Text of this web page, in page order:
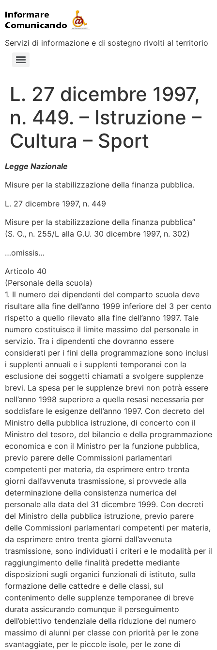
Servizi di informazione e di sostegno rivolti al territorio
L. 27 dicembre 1997,
n. 449. – Istruzione –
Cultura – Sport
Legge Nazionale
Misure per la stabilizzazione della finanza pubblica.
L. 27 dicembre 1997, n. 449
Misure per la stabilizzazione della finanza pubblica”
(S. O., n. 255/L alla G.U. 30 dicembre 1997, n. 302)
…omissis…
Articolo 40
(Personale della scuola)
1. Il numero dei dipendenti del comparto scuola deve
risultare alla fine dell’anno 1999 inferiore del 3 per cento
rispetto a quello rilevato alla fine dell’anno 1997. Tale
numero costituisce il limite massimo del personale in
servizio. Tra i dipendenti che dovranno essere
considerati per i fini della programmazione sono inclusi
i supplenti annuali e i supplenti temporanei con la
esclusione dei soggetti chiamati a svolgere supplenze
brevi. La spesa per le supplenze brevi non potrà essere
nell’anno 1998 superiore a quella resasi necessaria per
soddisfare le esigenze dell’anno 1997. Con decreto del
Ministro della pubblica istruzione, di concerto con il
Ministro del tesoro, del bilancio e della programmazione
economica e con il Ministro per la funzione pubblica,
previo parere delle Commissioni parlamentari
competenti per materia, da esprimere entro trenta
giorni dall’avvenuta trasmissione, si provvede alla
determinazione della consistenza numerica del
personale alla data del 31 dicembre 1999. Con decreti
del Ministro della pubblica istruzione, previo parere
delle Commissioni parlamentari competenti per materia,
da esprimere entro trenta giorni dall’avvenuta
trasmissione, sono individuati i criteri e le modalità per il
raggiungimento delle finalità predette mediante
disposizioni sugli organici funzionali di istituto, sulla
formazione delle cattedre e delle classi, sul
contenimento delle supplenze temporanee di breve
durata assicurando comunque il perseguimento
dell’obiettivo tendenziale della riduzione del numero
massimo di alunni per classe con priorità per le zone
svantaggiate, per le piccole isole, per le zone di